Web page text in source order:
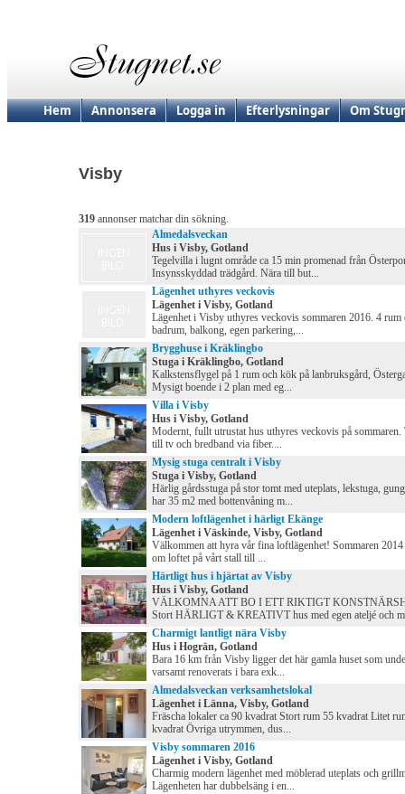
Hem Annonsera Logga in Efterlysningar Om
Visby
319 annonser matchar din sökning.
Almedalsveckan
Hus i Visby, Gotland
Tegelvilla i lugnt område ca 15 min promenad från
Insynsskyddad trädgård. Nära till but...
Lägenhet uthyres veckovis
Lägenhet i Visby, Gotland
Lägenhet i Visby uthyres veckovis sommaren 2016. 4 rum
badrum, balkong, egen parkering,...
Brygghuse i Kräklingbo
Stuga i Kräklingbo, Gotland
Kalkstensflygel på 1 rum och kök på lanbruksgård,
Mysigt boende i 2 plan med eg...
Villa i Visby
Hus i Visby, Gotland
Modernt, fullt utrustat hus uthyres veckovis på sommaren.
till tv och bredband via fiber....
Mysig stuga centralt i Visby
Stuga i Visby, Gotland
Härlig gårdsstuga på stor tomt med uteplats, lekstuga,
har 35 m2 med bottenvåning m...
Modern loftlägenhet i härligt Ekänge
Lägenhet i Väskinde, Visby, Gotland
Välkommen att hyra vår fina loftlägenhet! Sommaren
om loftet på vårt stall till ...
Härtligt hus i hjärtat av Visby
Hus i Visby, Gotland
VÄLKOMNA ATT BO I ETT RIKTIGT
Stort HÄRLIGT & KREATIVT hus med egen ateljé och
Charmigt lantligt nära Visby
Hus i Hogrän, Gotland
Bara 16 km från Visby ligger det här gamla huset som
varsamt renoverats i bara exk...
Almedalsveckan verksamhetslokal
Lägenhet i Länna, Visby, Gotland
Fräscha lokaler ca 90 kvadrat Stort rum 55 kvadrat Litet
kvadrat Övriga utrymmen, dus...
Visby sommaren 2016
Lägenhet i Visby, Gotland
Charmig modern lägenhet med möblerad uteplats och
Lägenheten har dubbelsäng i en...